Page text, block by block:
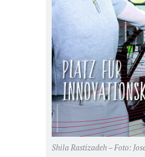
Shila Rastizadeh – Foto: